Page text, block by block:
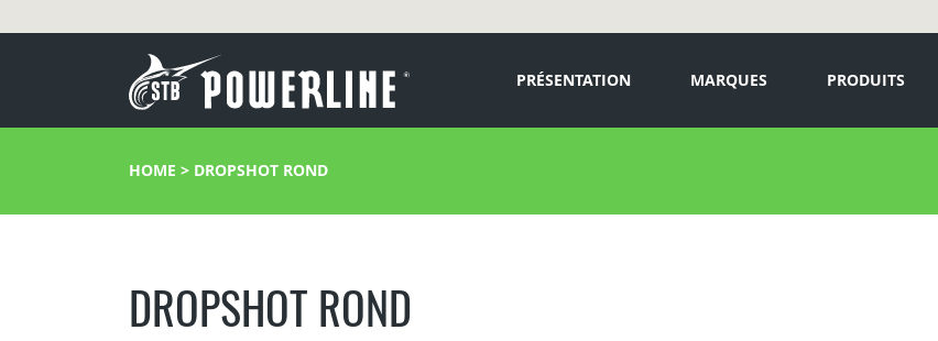
PRÉSENTATION MARQUES PRODUITS
HOME > DROPSHOT ROND
DROPSHOT ROND